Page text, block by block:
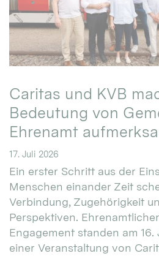
Caritas und KVB
Bedeutung von
Ehrenamt
17. Juli 2026
Ein erster Schritt aus der
Menschen einander Zeit
Verbindung, Zugehörigkeit
Perspektiven.
Engagement standen am
einer Veranstaltung von